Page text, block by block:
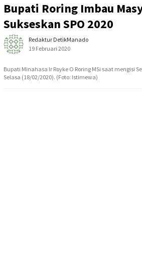
Bupati Roring Imbau
Sukseskan SPO 2020
Redaktur DetikManado
19 Februari 2020
Bupati Minahasa Ir Royke O Roring MSi saat mengisi
Selasa (18/02/2020). (Foto: Istimewa)